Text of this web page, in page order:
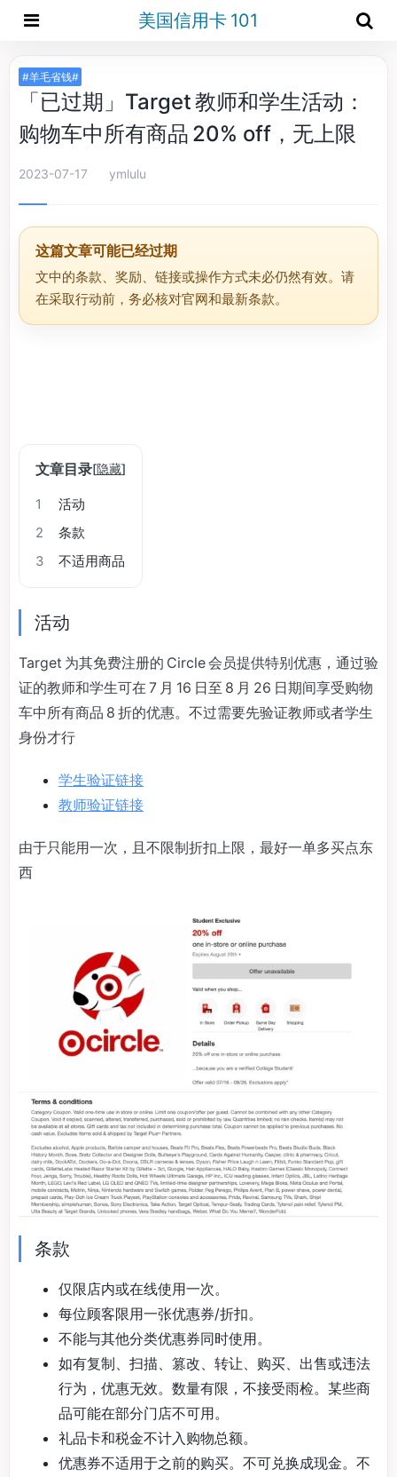
美国信用卡 101
#羊毛省钱#
「已过期」Target 教师和学生活动：
购物车中所有商品 20% off，无上限
2023-07-17 ymlulu
这篇文章可能已经过期
文中的条款、奖励、链接或操作方式未必仍然有效。请
在采取行动前，务必核对官网和最新条款。
文章目录[隐藏]
1
活动
2
条款
3
不适用商品
活动
Target 为其免费注册的 Circle 会员提供特别优惠，通过验
证的教师和学生可在 7 月 16 日至 8 月 26 日期间享受购物
车中所有商品 8 折的优惠。不过需要先验证教师或者学生
身份才行
学生验证链接
教师验证链接
由于只能用一次，且不限制折扣上限，最好一单多买点东
西
条款
仅限店内或在线使用一次。
每位顾客限用一张优惠券/折扣。
不能与其他分类优惠券同时使用。
如有复制、扫描、篡改、转让、购买、出售或违法
行为，优惠无效。数量有限，不接受雨检。某些商
品可能在部分门店不可用。
礼品卡和税金不计入购物总额。
优惠券不适用于之前的购买。不可兑换成现金。不